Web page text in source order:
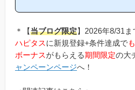
ジからハピタスへの新規登録はほんの数
の記事を参考に進め...
＊【当ブログ限定】2026年8/31
ハピタスに新規登録+条件達成で
ボーナスがもらえる期間限定の大
ャンペーンページへ！